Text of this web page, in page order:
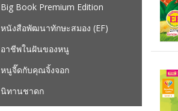
Big Book Premium Edition
หนังสือพัฒนาทักษะสมอง (EF)
อาชีพในฝันของหนู
หนูจี๊ดกับคุณจิ้งจอก
นิทานชาดก